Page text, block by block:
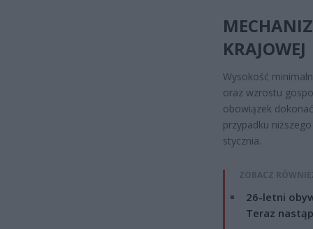
KRAJOWEJ
Wysokość
oraz wzrostu
obowiązek
przypadku
stycznia.
ZOBACZ
26-letni
Teraz